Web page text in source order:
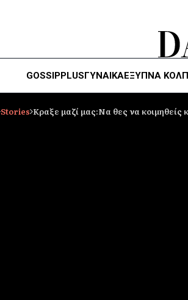
GOSSIPPLUSΓΥΝΑΙΚΑΈΞΥΠΝΑ
Stories Κραξε μαζί μας:Να θες να κοιμηθείς